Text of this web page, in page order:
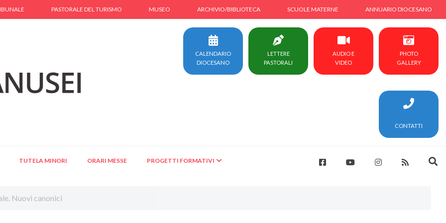
PASTORALE DEL TURISMO MUSEO ARCHIVIO/BIBLIOTECA SCUOLE MATERNE ANNUARIO DIOCESANO
CALENDARIO
DIOCESANO
LETTERE
PASTORALI
AUDIO E
VIDEO
PHOTO
GALLERY
CONTATTI
TUTELA MINORI ORARI MESSE PROGETTI FORMATIVI
Nuovi canonici